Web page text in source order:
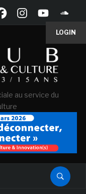
LOGIN
au service du